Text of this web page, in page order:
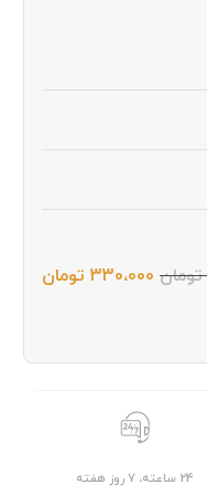
تومان 330،000 تومان
24 ساعته، 7 روز هفته